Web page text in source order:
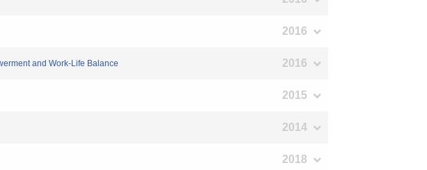
2016
and Work-Life Balance 2016
2015
2014
2018